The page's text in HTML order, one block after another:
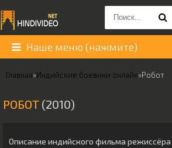
Наше меню (нажмите)
Главная»Индийские боевики онлайн»Робот
РОБОТ (2010)
Описание индийского фильма режиссёра